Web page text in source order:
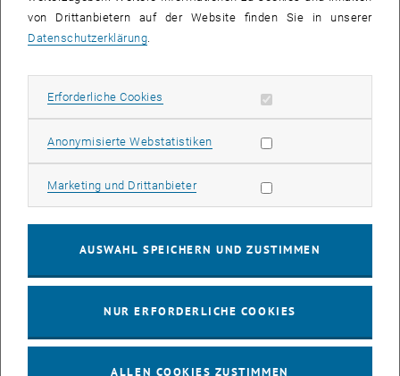
EMBA Online Info Session mit Dekan Prof. Dr. Wolfgang
INFORMATIONSVERANSTALTUNG Online, via Zoom
Info Session Learning Journey Turin
03
INFORMATIONSVERANSTALTUNG Online, Via Zoom
von Drittanbietern auf der Website finden Sie in unserer
Datenschutzerklärung
Erforderliche Cookies Erforderliche Cookies zulassen
Anonymisierte WebstatistikenStatistik Cookies zulassen
Marketing und DrittanbieterMarketing Cookies zulassen
AUSWAHL SPEICHERN UND ZUSTIMMEN
NUR ERFORDERLICHE COOKIES
ALLEN COOKIES ZUSTIMMEN